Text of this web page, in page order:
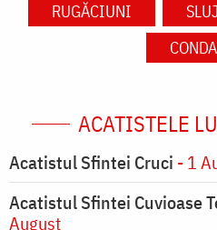
RUGĂCIUNI
ACATISTELE
Acatistul Sfintei Cruci - 1
Acatistul Sfintei Cuvioase
August